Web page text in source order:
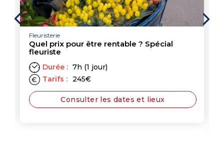
Fleuristerie
Quel prix pour être rentable ? Spécial
fleuriste
Durée : 7h (1 jour)
Tarifs :
245€
Consulter les dates et lieux